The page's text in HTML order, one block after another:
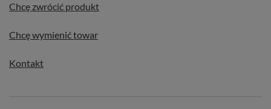
Chcę zwrócić produkt
Chcę wymienić towar
Kontakt